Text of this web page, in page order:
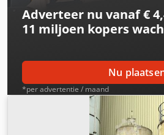
Adverteer nu vanaf €
11 miljoen kopers
Nu
*per advertentie / maand